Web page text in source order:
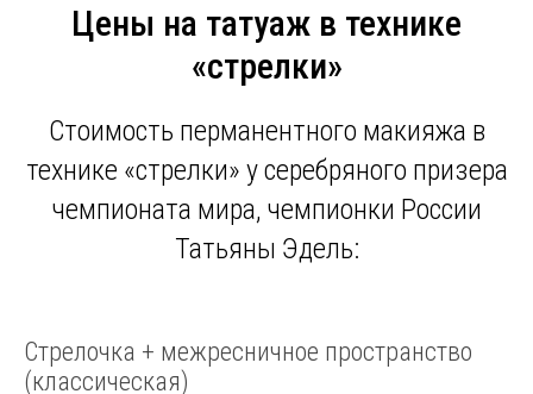
Цены на татуаж в технике
«стрелки»
Стоимость перманентного макияжа в
технике «стрелки» у серебряного призера
чемпионата мира, чемпионки России
Татьяны Эдель:
Стрелочка + межресничное пространство
(классическая)